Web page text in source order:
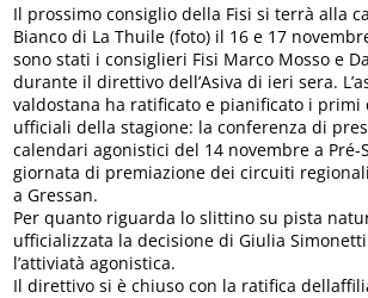
Il prossimo consiglio della Fisi si terrà alla
Bianco di La Thuile (foto) il 16 e 17
sono stati i consiglieri Fisi Marco Mosso e
durante il direttivo dell’Asiva di ieri sera.
valdostana ha ratificato e pianificato i
ufficiali della stagione: la conferenza di
calendari agonistici del 14 novembre a Pré-
giornata di premiazione dei circuiti
a Gressan.
Per quanto riguarda lo slittino su pista
ufficializzata la decisione di Giulia
l’attiviatà agonistica.
Il direttivo si è chiuso con la ratifica